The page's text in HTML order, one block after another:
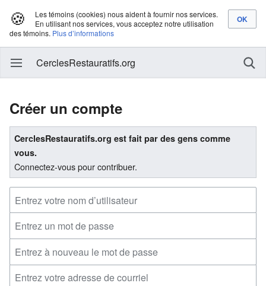
🍪
Les témoins (cookies) nous aident à fournir nos services.
En utilisant nos services, vous acceptez notre utilisation
des témoins. Plus d’informations
CerclesRestauratifs.org
Créer un compte
CerclesRestauratifs.org est fait par des gens comme
vous.
Connectez-vous pour contribuer.